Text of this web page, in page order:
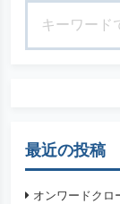
最近の投稿
オンワードクロ